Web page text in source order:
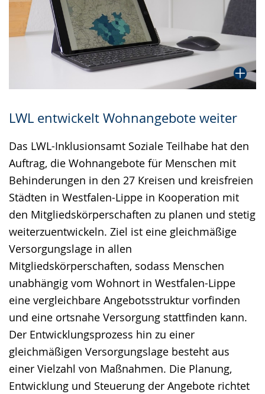
LWL entwickelt Wohnangebote weiter
Das LWL-Inklusionsamt Soziale Teilhabe hat den
Auftrag, die Wohnangebote für Menschen mit
Behinderungen in den 27 Kreisen und kreisfreien
Städten in Westfalen-Lippe in Kooperation mit
den Mitgliedskörperschaften zu planen und stetig
weiterzuentwickeln. Ziel ist eine gleichmäßige
Versorgungslage in allen
Mitgliedskörperschaften, sodass Menschen
unabhängig vom Wohnort in Westfalen-Lippe
eine vergleichbare Angebotsstruktur vorfinden
und eine ortsnahe Versorgung stattfinden kann.
Der Entwicklungsprozess hin zu einer
gleichmäßigen Versorgungslage besteht aus
einer Vielzahl von Maßnahmen. Die Planung,
Entwicklung und Steuerung der Angebote richtet